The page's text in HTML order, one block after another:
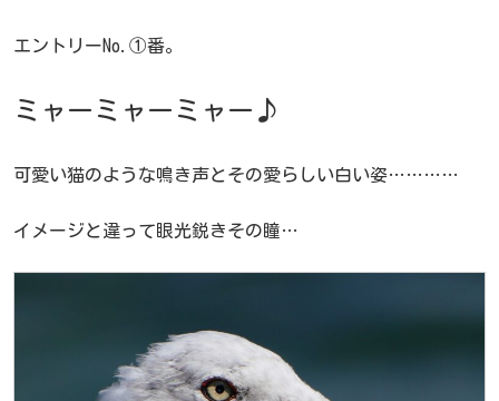
エントリーNo.①番。
ミャーミャーミャー♪
可愛い猫のような鳴き声とその愛らしい白い姿…………
イメージと違って眼光鋭きその瞳…